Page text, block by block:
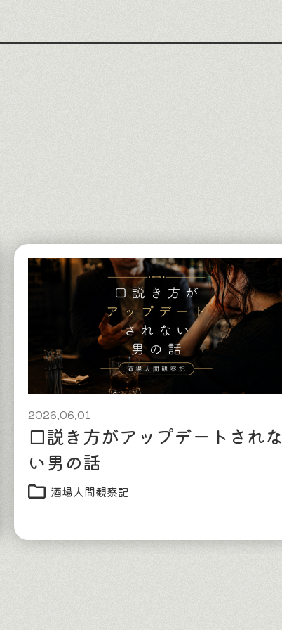
2026.06.01
口説き方がアップデートされな
い男の話
酒場人間観察記